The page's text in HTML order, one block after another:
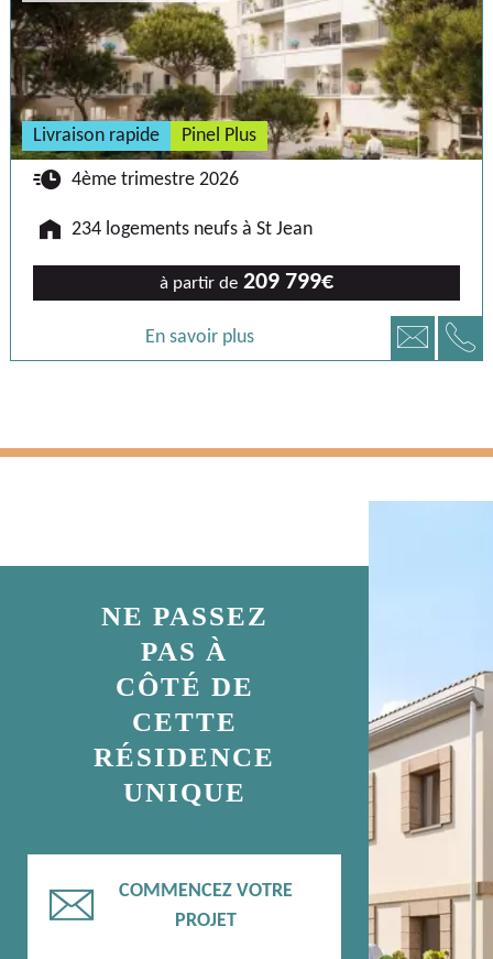
Livraison rapide Pinel Plus
🕐 4ème trimestre 2026
🏠 234 logements neufs à St Jean
à partir de 209 799€
En savoir plus 📧 📞
NE PASSEZ
PAS À
CÔTÉ DE
CETTE
RÉSIDENCE
UNIQUE
📧
COMMENCEZ VOTRE
PROJET